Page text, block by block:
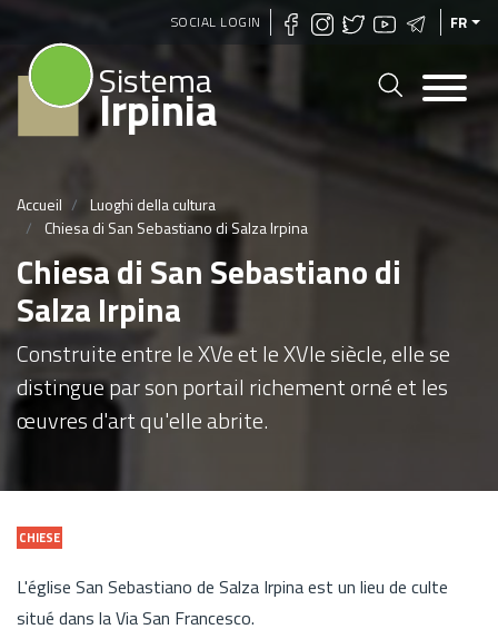
Aller
SOCIAL LOGIN FR
Sistema
Irpinia
Accueil
Luoghi della cultura
Chiesa di San Sebastiano di Salza Irpina
Chiesa di San Sebastiano di
Salza Irpina
Construite entre le XVe et le XVIe siècle, elle se
distingue par son portail richement orné et les
œuvres d'art qu'elle abrite.
CHIESE
L'église San Sebastiano de Salza Irpina est un lieu de culte
situé dans la Via San Francesco.